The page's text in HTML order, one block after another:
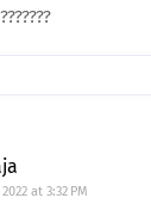
at 3:32 PM